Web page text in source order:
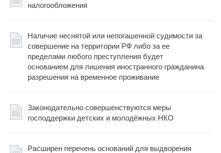
налогообложения
Наличие неснятой или непогашенной судимости за
совершение на территории РФ либо за ее
пределами любого преступления будет
основанием для лишения иностранного гражданина
разрешения на временное проживание
Законодательно совершенствуются меры
господдержки детских и молодёжных НКО
Расширен перечень оснований для выдворения